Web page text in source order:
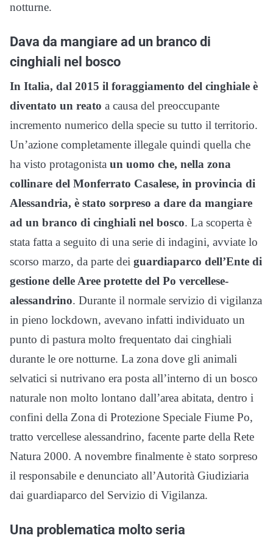
notturne.
Dava da mangiare ad un branco di
cinghiali nel bosco
In Italia, dal 2015 il foraggiamento del cinghiale è
diventato un reato a causa del preoccupante
incremento numerico della specie su tutto il territorio.
Un’azione completamente illegale quindi quella che
ha visto protagonista un uomo che, nella zona
collinare del Monferrato Casalese, in provincia di
Alessandria, è stato sorpreso a dare da mangiare
ad un branco di cinghiali nel bosco. La scoperta è
stata fatta a seguito di una serie di indagini, avviate lo
scorso marzo, da parte dei guardiaparco dell’Ente di
gestione delle Aree protette del Po vercellese-
alessandrino. Durante il normale servizio di vigilanza
in pieno lockdown, avevano infatti individuato un
punto di pastura molto frequentato dai cinghiali
durante le ore notturne. La zona dove gli animali
selvatici si nutrivano era posta all’interno di un bosco
naturale non molto lontano dall’area abitata, dentro i
confini della Zona di Protezione Speciale Fiume Po,
tratto vercellese alessandrino, facente parte della Rete
Natura 2000. A novembre finalmente è stato sorpreso
il responsabile e denunciato all’Autorità Giudiziaria
dai guardiaparco del Servizio di Vigilanza.
Una problematica molto seria